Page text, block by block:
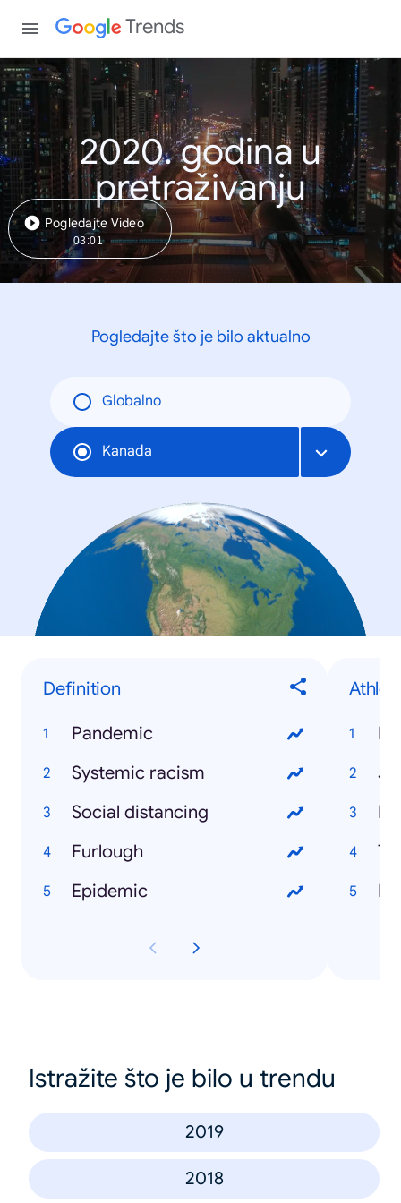
Trends
2020. godina u
pretraživanju
Pogledajte Video
03:01
Pogledajte što je bilo aktualno
Globalno
Kanada
Definition
Pandemic
Systemic racism
Social distancing
Furlough
Epidemic
Istražite što je bilo u trendu
2019
2018